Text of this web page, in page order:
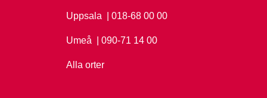
Uppsala Ring Uppsala på
| 018-68 00 00
Umeå Ring Umeå på
| 090-71 14 00
Alla orter